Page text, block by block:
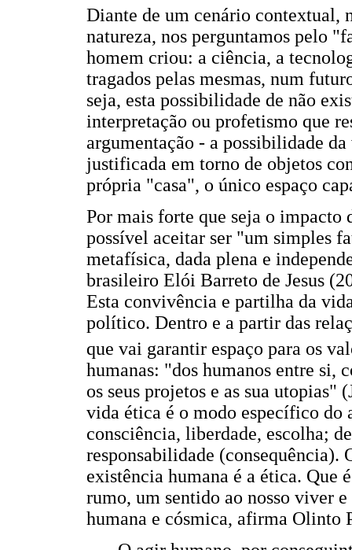
Diante de um cenário contextual,
natureza, nos perguntamos pelo
homem criou: a ciência, a
tragados pelas mesmas, num
seja, esta possibilidade de não
interpretação ou profetismo que
argumentação - a possibilidade
justificada em torno de objetos
própria "casa", o único espaço
Por mais forte que seja o impacto
possível aceitar ser "um simples
metafísica, dada plena e
brasileiro Elói Barreto de Jesus
Esta convivência e partilha da
político. Dentro e a partir das
que vai garantir espaço para os
humanas: "dos humanos entre si,
os seus projetos e as sua utopias"
vida ética é o modo específico do
consciência, liberdade, escolha;
responsabilidade
existência humana é a ética. Que
rumo, um sentido ao nosso viver
humana e cósmica, afirma Olinto